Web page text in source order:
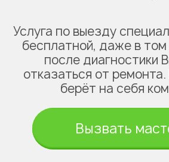
Услуга по выезду
бесплатной, даже в том
после диагностики
отказаться от
берёт на себя
Вызвать